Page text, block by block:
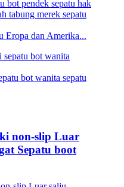
Eropa dan Amerika...
bot wanita sepatu
non-slip Luar
Sepatu boot